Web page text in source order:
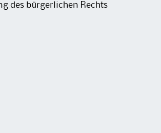
des bürgerlichen Rechts